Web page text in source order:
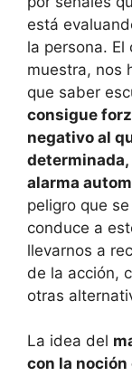
está
la persona. El
muestra, nos
que saber
consigue
negativo al
determinada,
alarma
peligro que
conduce a
llevarnos a
de la acción,
otras
La idea del
con la